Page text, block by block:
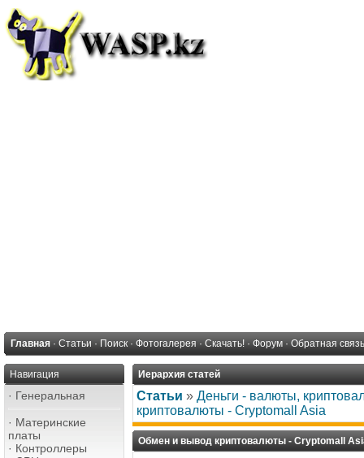
Главная · Статьи · Поиск · Фотогалерея · Скачать! · Форум · Обратная связь
Навигация
· Генеральная
· Материнские
платы
· Контроллеры
Иерархия статей
Статьи » Деньги - валюты,
криптовалюты - Cryptomall Asia
Обмен и вывод криптовалюты - Cryptomall